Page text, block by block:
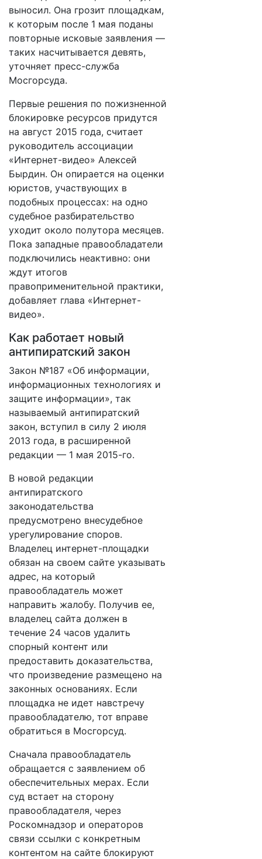
выносил. Она грозит площадкам,
к которым после 1 мая поданы
повторные исковые заявления —
таких насчитывается девять,
уточняет пресс-служба
Мосгорсуда.
Первые решения по пожизненной
блокировке ресурсов придутся
на август 2015 года, считает
руководитель ассоциации
«Интернет-видео» Алексей
Бырдин. Он опирается на оценки
юристов, участвующих в
подобных процессах: на одно
судебное разбирательство
уходит около полутора месяцев.
Пока западные правообладатели
подключились неактивно: они
ждут итогов
правоприменительной практики,
добавляет глава «Интернет-
видео».
Как работает новый
антипиратский закон
Закон №187 «Об информации,
информационных технологиях и
защите информации», так
называемый антипиратский
закон, вступил в силу 2 июля
2013 года, в расширенной
редакции — 1 мая 2015-го.
В новой редакции
антипиратского
законодательства
предусмотрено внесудебное
урегулирование споров.
Владелец интернет-площадки
обязан на своем сайте указывать
адрес, на который
правообладатель может
направить жалобу. Получив ее,
владелец сайта должен в
течение 24 часов удалить
спорный контент или
предоставить доказательства,
что произведение размещено на
законных основаниях. Если
площадка не идет навстречу
правообладателю, тот вправе
обратиться в Мосгорсуд.
Сначала правообладатель
обращается с заявлением об
обеспечительных мерах. Если
суд встает на сторону
правообладателя, через
Роскомнадзор и операторов
связи ссылки с конкретным
контентом на сайте блокируют